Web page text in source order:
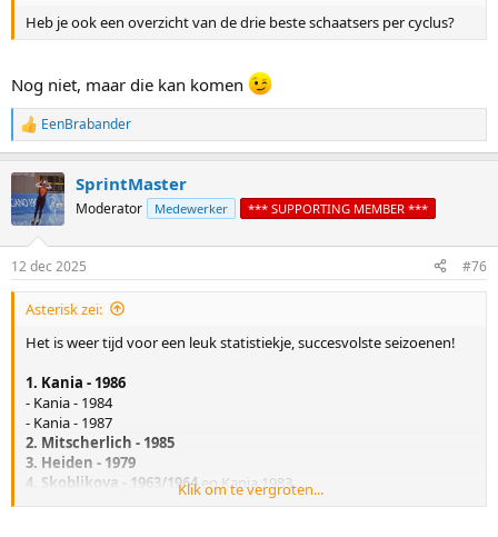
Heb je ook een overzicht van de drie beste schaatsers per cyclus?
Nog niet, maar die kan komen
R
e
t
i
s
:
EenBrabander
SprintMaster
Moderator Medewerker *** SUPPORTING MEMBER ***
12 dec 2025 #76
Asterisk zei:
Het is weer tijd voor een leuk statistiekje, succesvolste seizoenen!
1. Kania - 1986
- Kania - 1984
- Kania - 1987
2. Mitscherlich - 1985
3. Heiden - 1979
4. Skoblikova - 1963/1964 en Kania 1983
Klik om te vergroten...